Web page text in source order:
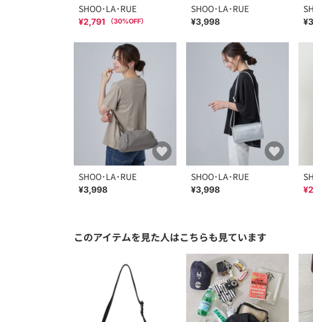
SHOO･LA･RUE
¥2,791 （30%OFF）
SHOO･LA･RUE
¥3,998
SHOO･LA･RUE
¥3,998
SHOO･LA･RUE
¥3,998